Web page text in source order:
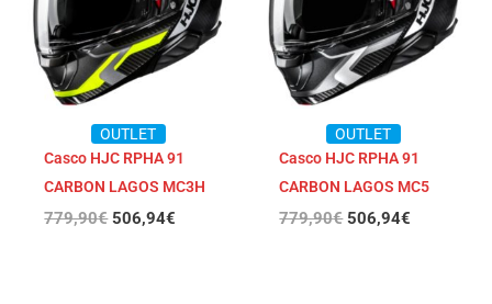
OUTLET
Casco HJC RPHA 91
CARBON LAGOS MC3H
779,90€ 506,94€
OUTLET
Casco HJC RPHA 91
CARBON LAGOS MC5
779,90€ 506,94€